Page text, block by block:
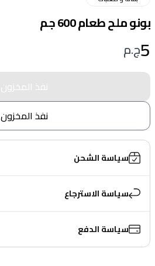
بونو ملح طعام 600 جم
5ج.م
نفذ المخزون
نفذ المخزون
سياسة الشحن
سياسة الاسترجاع
سياسة الدفع